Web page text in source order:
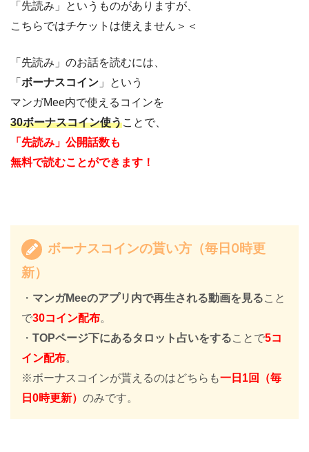
「先読み」というものがありますが、
こちらではチケットは使えません＞＜
「先読み」のお話を読むには、
「 ボーナスコイン 」という
マンガMee内で使えるコインを
30ボーナスコイン使うことで、
「先読み」公開話数も
無料で読むことができます！
ボーナスコインの貰い方（毎日0時更
新）
・ マンガMeeのアプリ内で再生される動画を見ること
で30コイン配布。
・ TOPページ下にあるタロット占いをすることで5コ
イン配布。
※ボーナスコインが貰えるのはどちらも一日1回（毎
日0時更新） のみです。